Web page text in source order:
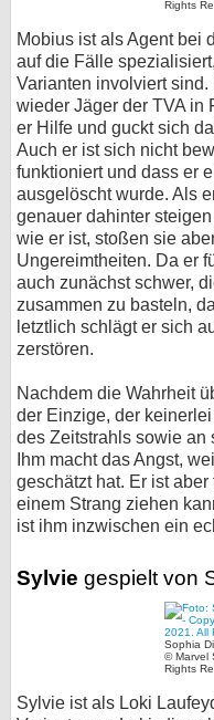
Rights
Mobius ist als Agent bei
auf die Fälle
Varianten involviert
wieder Jäger der TVA in
er Hilfe und guckt sich
Auch er ist sich nicht
funktioniert und dass er
ausgelöscht wurde. Als
genauer dahinter
wie er ist, stoßen sie
Ungereimtheiten. Da er
auch zunächst schwer,
zusammen zu basteln,
letztlich schlägt er sich
zerstören.
Nachdem die Wahrheit
der Einzige, der
des Zeitstrahls sowie an
Ihm macht das Angst,
geschätzt hat. Er ist
einem Strang ziehen
ist ihm inzwischen ein
Sylvie gespielt von
Sophia
© Marvel
Rights
Sylvie ist als Loki